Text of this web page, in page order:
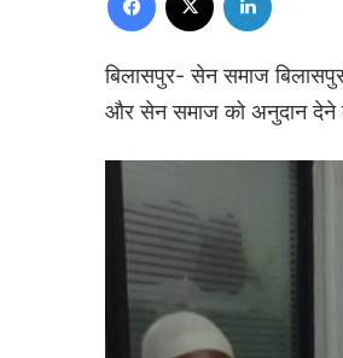
बिलासपुर- सेन समाज
और सेन समाज को अनुदान देने